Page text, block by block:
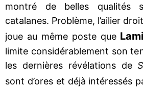
montré de belles qualités
catalanes. Problème, l’ailier
joue au même poste que
limite considérablement son
les dernières révélations de
sont d’ores et déjà intéressés